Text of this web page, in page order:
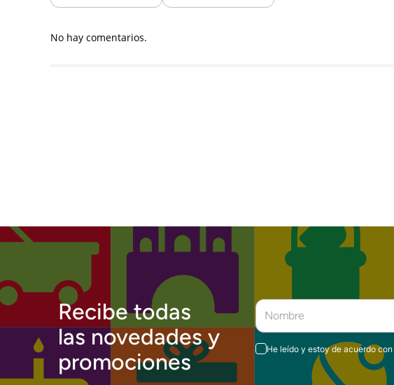
No hay comentarios.
Recibe todas
las novedades y
promociones
He leído y estoy de acuerdo con